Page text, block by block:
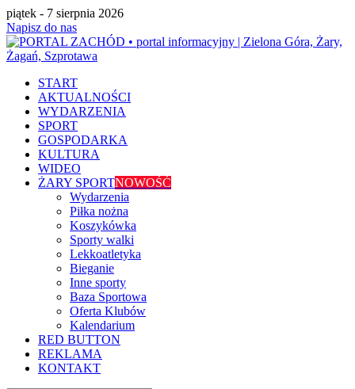
piątek - 7 sierpnia 2026
Napisz do nas
START
AKTUALNOŚCI
WYDARZENIA
SPORT
GOSPODARKA
KULTURA
WIDEO
ŻARY SPORTNOWOŚĆ
Wydarzenia
Piłka nożna
Koszykówka
Sporty walki
Lekkoatletyka
Bieganie
Inne sporty
Baza Sportowa
Oferta Klubów
Kalendarium
RED BUTTON
REKLAMA
KONTAKT